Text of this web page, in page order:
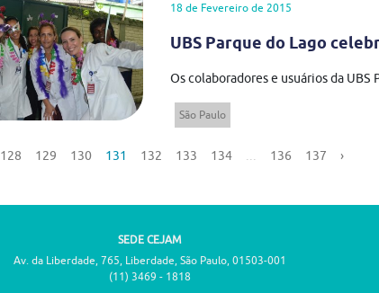
18 de Fevereiro de 2015
UBS Parque do Lago
Os colaboradores e usuários da
São Paulo
128 129 130 131 132 133 134 136 137 ›
SEDE CEJAM
Av. da Liberdade, 765, Liberdade, São Paulo, 01503-001
(11) 3469 - 1818